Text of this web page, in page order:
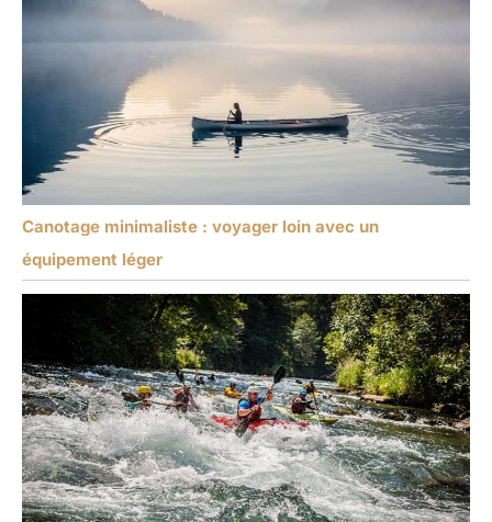
Canotage minimaliste : voyager loin avec un
équipement léger